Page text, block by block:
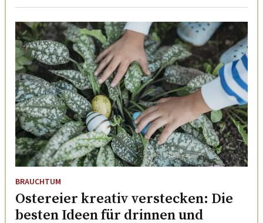
BRAUCHTUM
Ostereier kreativ verstecken: Die
besten Ideen für drinnen und